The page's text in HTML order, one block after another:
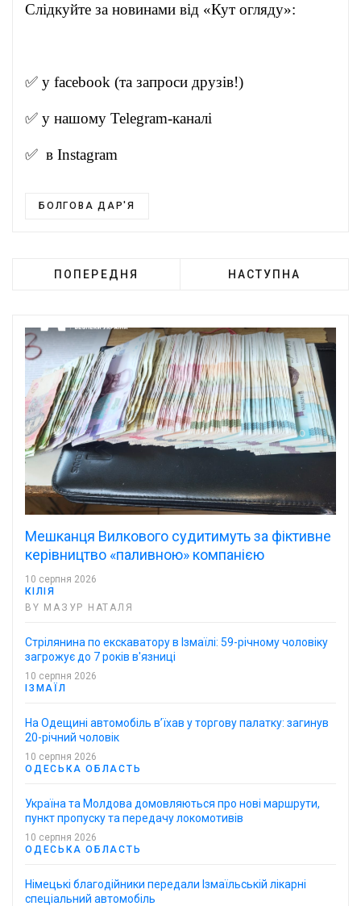
Слідкуйте за новинами від «Кут огляду»:
✅ у facebook (та запроси друзів!)
✅ у нашому Telegram-каналі
✅ в Instagram
БОЛГОВА ДАР'Я
ПОПЕРЕДНЯ НАСТУПНА
Мешканця Вилкового судитимуть за фіктивне
керівництво «паливною» компанією
10 серпня 2026
КІЛІЯ
BY МАЗУР НАТАЛЯ
Стрілянина по екскаватору в Ізмаїлі: 59-річному чоловіку
загрожує до 7 років в'язниці
10 серпня 2026
ІЗМАЇЛ
На Одещині автомобіль в’їхав у торгову палатку: загинув
20-річний чоловік
10 серпня 2026
ОДЕСЬКА ОБЛАСТЬ
Україна та Молдова домовляються про нові маршрути,
пункт пропуску та передачу локомотивів
10 серпня 2026
ОДЕСЬКА ОБЛАСТЬ
Німецькі благодійники передали Ізмаїльській лікарні
спеціальний автомобіль